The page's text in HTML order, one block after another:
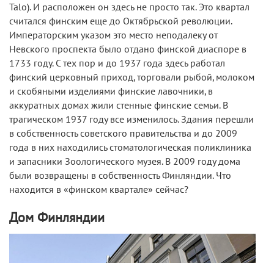
Talo). И расположен он здесь не просто так. Это квартал
считался финским еще до Октябрьской революции.
Императорским указом это место неподалеку от
Невского проспекта было отдано финской диаспоре в
1733 году. С тех пор и до 1937 года здесь работал
финский церковный приход, торговали рыбой, молоком
и скобяными изделиями финские лавочники, в
аккуратных домах жили стенные финские семьи. В
трагическом 1937 году все изменилось. Здания перешли
в собственность советского правительства и до 2009
года в них находились стоматологическая поликлиника
и запасники Зоологического музея. В 2009 году дома
были возвращены в собственность Финляндии. Что
находится в «финском квартале» сейчас?
Дом Финляндии